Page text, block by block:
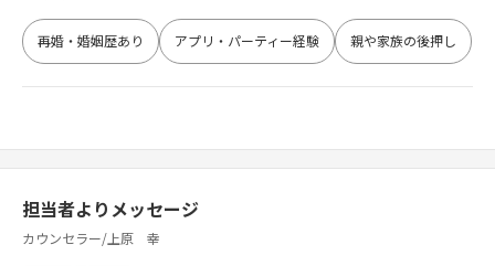
再婚・婚姻歴あり アプリ・パーティー経験 親や家族の後押し
担当者よりメッセージ
カウンセラー/上原 幸